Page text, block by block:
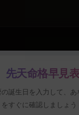
先天命格早見
誕生日を入力して、あ
をすぐに確認しましょう